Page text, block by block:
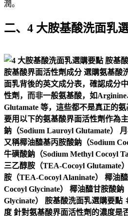
潤。
二、4 大胺基酸洗面乳